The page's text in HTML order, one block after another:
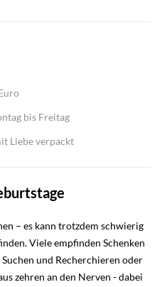
bis Freitag
Liebe verpackt
– es kann trotzdem schwierig
Viele empfinden Schenken
und Recherchieren oder
zehren an den Nerven - dabei